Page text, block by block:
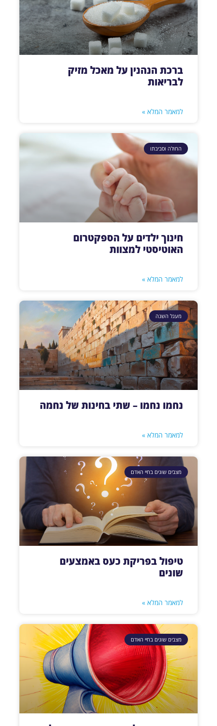
ברכת הנהנין על מאכל מזיק
לבריאות
למאמר המלא »
החולה וסביבתו
חינוך ילדים על הספקטרום
האוטיסטי למצוות
למאמר המלא »
מעגל השנה
נחמו נחמו – שתי בחינות של נחמה
למאמר המלא »
מצבים שונים בחיי האדם
טיפול בפריקת כעס באמצעים
שונים
למאמר המלא »
מצבים שונים בחיי האדם